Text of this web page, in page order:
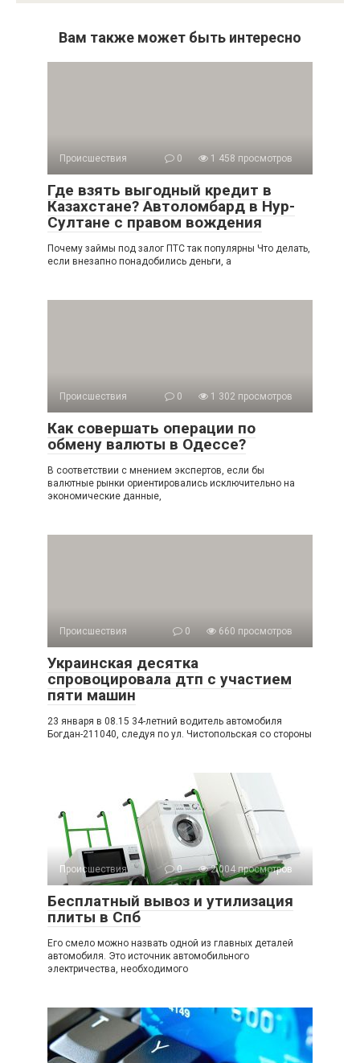
Вам также может быть интересно
Происшествия 0 1 458 просмотров
Где взять выгодный кредит в
Казахстане? Автоломбард в Нур-
Султане с правом вождения
Почему займы под залог ПТС так популярны Что делать,
если внезапно понадобились деньги, а
Происшествия 0 1 302 просмотров
Как совершать операции по
обмену валюты в Одессе?
В соответствии с мнением экспертов, если бы
валютные рынки ориентировались исключительно на
экономические данные,
Происшествия 0 660 просмотров
Украинская десятка
спровоцировала дтп с участием
пяти машин
23 января в 08.15 34-летний водитель автомобиля
Богдан-211040, следуя по ул. Чистопольская со стороны
Происшествия 0 2 004 просмотров
Бесплатный вывоз и утилизация
плиты в Спб
Его смело можно назвать одной из главных деталей
автомобиля. Это источник автомобильного
электричества, необходимого